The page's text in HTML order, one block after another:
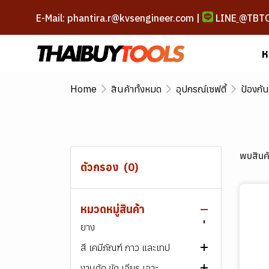
E-Mail: phantira.r@kvsengineer.com | LINE
Home สินค้าทั้งหมด อุปกรณ์เซฟตี้ ป้องกั
ตัวกรอง (0)
หมวดหมู่สินค้า
สินค้าทั้งหมด
AWS E60XX
AWS E70XX
AWS E80XX
AWS E1XXXX
ลวดเชื่อม MIG/MAG
ลวดเชื่อมอาร์กอน (TIG)
ลวดเชื่อมฟลักซ์คอร์ (FCAW)
ลวดเชื่อมไฟฟ้า ARC
เกรด 307
เกรด 308
เกรด 310
ลวดเชื่อม MIG/MAG
ลวดเชื่อมอาร์กอน (TIG)
ลวดเชื่อมฟลักซ์คอร์ (FCAW)
ลวดเชื่อมพอกผิวแข็ง
ลวดเชื่อมไฟฟ้า ARC
ลวดเชื่อมฟลักซ์คอร์ (FCAW)
ลวดเชื่อมเหล็กหล่อ
ลวดเชื่อมไฟฟ้า ARC
ลวดเชื่อม MIG/MAG
ลวดเชื่อมอาร์กอน (TIG)
ลวดเชื่อมอลูมิเนียม
ลวดเชื่อมไฟฟ้า ARC
ลวดเชื่อม MIG/MAG
ลวดเชื่อมพิเศษ
ลวดเชื่อมตัดเซาะร่อง
ลวดเชื่อมทังสเตน
เครื่องเชื่อมไฟฟ้า​ ARC
เครื่องเชื่อมอาร์กอน
(TIG/Argon)
เครื่องเชื่อม MIG
เครื่องตัดพลาสม่า
เครื่องมือบัดกรี
หัวแร้งบัดกรี
ตะกั่วบัดกรี
อุปกรณ์เสริมบัดกรี
ชุดตัด เผา และเชื่อมแก๊ส
ชุดตัดแก๊ส
ชุดเชื่อมแก๊ส
ระบบท่อแก๊สและลม
สายลม แก๊ส เชื่อม
อะไหล่ปืนเชื่อม และ อุปกรณ์
สกรู-น็อต เหล็ก
สกรูหัวหกเหลี่ยม
สกรูหัวจม
สกรูหัวแฉก, หัวผ่า
สกรูน๊อต สำหรับงานโครงสร้าง
สกรู-น็อต สแตนเลส
สกรูหัวหกเหลี่ยม
สกรูหัวจม
สกรูหัวแฉก, หัวผ่า, หัวเตเปอร์ /
สกรู พลาสติก
สกรู
หัวน็อต
สกรูชุบ กัลวาไนซ์
สกรูหัวหกเหลี่ยม
เครื่องมือช่าง
เครื่องมือขัน และหนีบ
ไขควง
ประแจ
ลูกบล็อกและด้ามขัน
เครื่องมือตัดและแต่งผิว
มีดคัตเตอร์
กรรไกร
เครื่องมือตอกและเจาะ
ค้อน
เครื่องมือวัด
เครื่องมือช่างไฟฟ้า
เครื่องเจาะและขัน
ไขควงไฟฟ้า
สว่านไฟฟ้า
เครื่องเจียรและขัด
เครื่องเจียรไฟฟ้า
เครื่องเลื่อยและตัด
เครื่องมือลม ระบบลม และสาย
ยาง
เครื่องมือลม
สี เคมีภัณฑ์ กาว และเทป
พบสิน